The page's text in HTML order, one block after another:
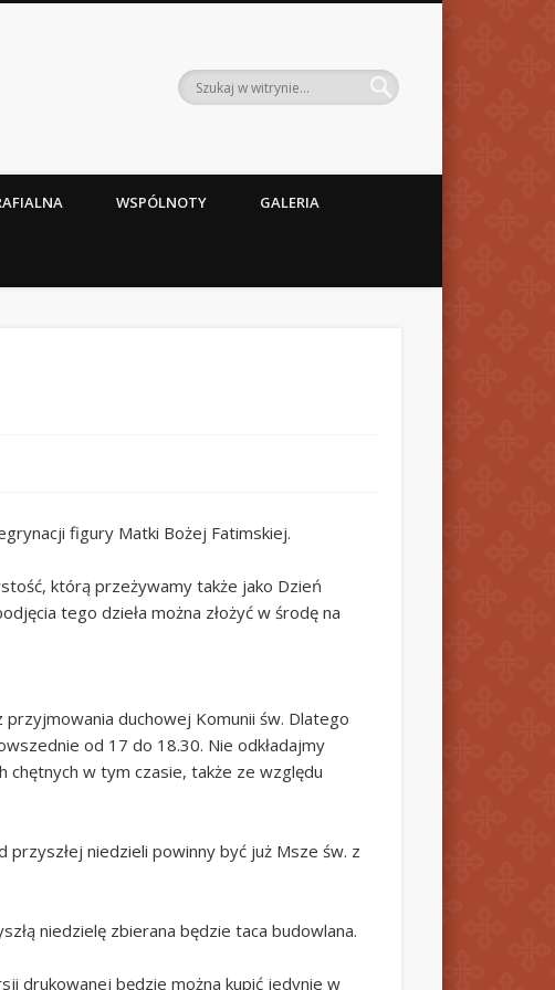
WSPÓLNOTY GALERIA
figury Matki Bożej Fatimskiej.
którą przeżywamy także jako Dzień
tego dzieła można złożyć w środę na
duchowej Komunii św. Dlatego
od 17 do 18.30. Nie odkładajmy
w tym czasie, także ze względu
niedzieli powinny być już Msze św. z
niedzielę zbierana będzie taca budowlana.
drukowanej będzie można kupić jedynie w